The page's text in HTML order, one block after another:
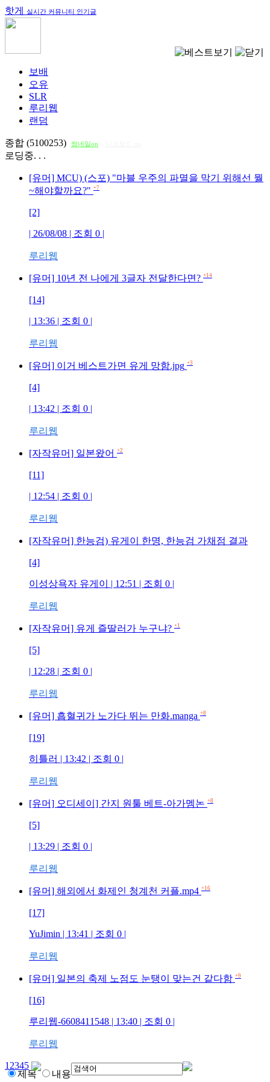
핫게 실시간 커뮤니티 인기글
보배
오유
SLR
루리웹
랜덤
종합 (5100253) 썸네일on
로딩중. . .
[유머] MCU) (스포) "마블 우주의 파멸을 막기 위해선 뭘
~해야할까요?" +7
[2]
| 26/08/08 | 조회 0 |
루리웹
[유머] 10년 전 나에게 3글자 전달한다면? +14
[14]
| 13:36 | 조회 0 |
루리웹
[유머] 이거 베스트가면 유게 망함.jpg +3
[4]
| 13:42 | 조회 0 |
루리웹
[자작유머] 일본왔어 +2
[11]
| 12:54 | 조회 0 |
루리웹
[자작유머] 한능검) 유게이 한명, 한능검 가채점 결과
[4]
이성상욕자 유게이 | 12:51 | 조회 0 |
루리웹
[자작유머] 유게 즐딸러가 누구냐? +1
[5]
| 12:28 | 조회 0 |
루리웹
[유머] 흡혈귀가 노가다 뛰는 만화.manga +8
[19]
히틀러 | 13:42 | 조회 0 |
루리웹
[유머] 오디세이] 간지 원툴 베트-아가멤논 +8
[5]
| 13:29 | 조회 0 |
루리웹
[유머] 해외에서 화제인 청계천 커플.mp4 +16
[17]
YuJimin | 13:41 | 조회 0 |
루리웹
[유머] 일본의 축제 노점도 눈탱이 맞는건 같다함 +9
[16]
루리웹-6608411548 | 13:40 | 조회 0 |
루리웹
1 2345
제목
내용